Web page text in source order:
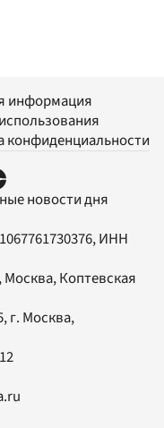
информация
конфиденциальности
новости дня
ИНН
Москва, Коптевская
, г. Москва,